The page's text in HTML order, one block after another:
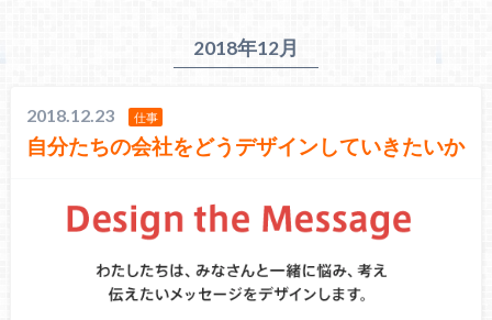
2018年12月
2018.12.23 仕事
自分たちの会社をどうデザインしていきたいか